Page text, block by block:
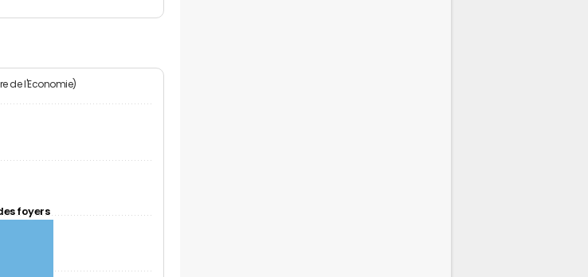
de l'Economie)
foyers